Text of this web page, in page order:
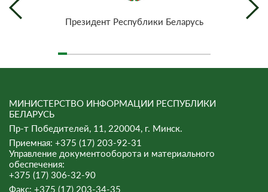
Президент Республики Беларусь
МИНИСТЕРСТВО ИНФОРМАЦИИ РЕСПУБЛИКИ
БЕЛАРУСЬ
Пр-т Победителей, 11, 220004, г. Минск.
Приемная: +375 (17) 203-92-31
Управление документооборота и материального
обеспечения:
+375 (17) 306-32-90
Факс: +375 (17) 203-34-35